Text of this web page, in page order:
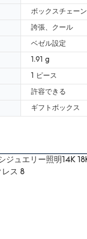
ボックスチェーン
誇張、クール
ベゼル設定
1.91 g
1 ピース
許容できる
ギフトボックス